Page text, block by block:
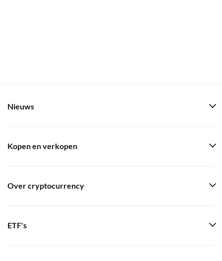
Nieuws
Kopen en verkopen
Over cryptocurrency
ETF's